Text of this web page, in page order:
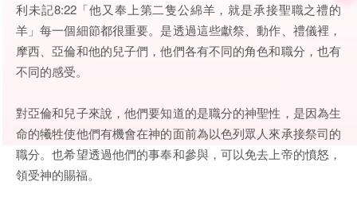
利未記8:22「他又奉上第二隻公綿羊，就是承接聖職之禮的
羊」每一個細節都很重要。是透過這些獻祭、動作、禮儀裡，
摩西、亞倫和他的兒子們，他們各有不同的角色和職分，也有
不同的感受。
對亞倫和兒子來說，他們要知道的是職分的神聖性，是因為生
命的犧牲使他們有機會在神的面前為以色列眾人來承接祭司的
職分。也希望透過他們的事奉和參與，可以免去上帝的憤怒，
領受神的賜福。